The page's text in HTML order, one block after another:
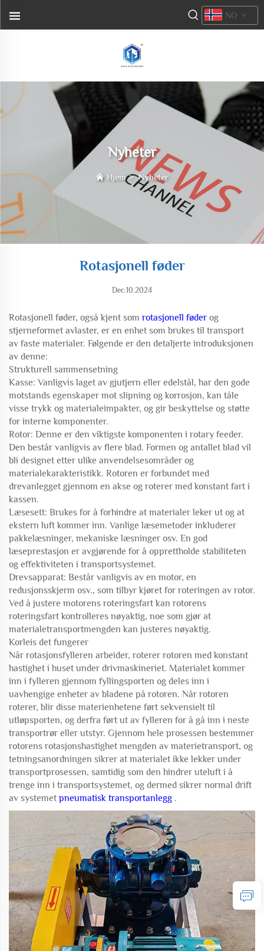
NO
Nyheter
Hjem>Nyheter
Rotasjonell føder
Dec.10.2024
Rotasjonell føder, også kjent som rotasjonell føder og
stjerneformet avlaster, er en enhet som brukes til transport
av faste materialer. Følgende er den detaljerte introduksjonen
av denne:
Strukturell sammensetning
Kasse: Vanligvis laget av gjutjern eller edelstål, har den gode
motstands egenskaper mot slipning og korrosjon, kan tåle
visse trykk og materialeimpakter, og gir beskyttelse og støtte
for interne komponenter.
Rotor: Denne er den viktigste komponenten i rotary feeder.
Den består vanligvis av flere blad. Formen og antallet blad vil
bli designet etter ulike anvendelsesområder og
materialekarakteristikk. Rotoren er forbundet med
drevanlegget gjennom en akse og roterer med konstant fart i
kassen.
Læsesett: Brukes for å forhindre at materialer leker ut og at
ekstern luft kommer inn. Vanlige læsemetoder inkluderer
pakkelæsninger, mekaniske læsninger osv. En god
læseprestasjon er avgjørende for å opprettholde stabiliteten
og effektiviteten i transportsystemet.
Drevsapparat: Består vanligvis av en motor, en
redusjonsskjerm osv., som tilbyr kjøret for roteringen av rotor.
Ved å justere motorens roteringsfart kan rotorens
roteringsfart kontrolleres nøyaktig, noe som gjør at
materialetransportmengden kan justeres nøyaktig.
Korleis det fungerer
Når rotasjonsfylleren arbeider, roterer rotoren med konstant
hastighet i huset under drivmaskineriet. Materialet kommer
inn i fylleren gjennom fyllingsporten og deles inn i
uavhengige enheter av bladene på rotoren. Når rotoren
roterer, blir disse materienhetene ført sekvensielt til
utløpsporten, og derfra ført ut av fylleren for å gå inn i neste
transportrør eller utstyr. Gjennom hele prosessen bestemmer
rotorens rotasjonshastighet mengden av materietransport, og
tetningsanordningen sikrer at materialet ikke lekker under
transportprosessen, samtidig som den hindrer uteluft i å
trenge inn i transportsystemet, og dermed sikrer normal drift
av systemet pneumatisk transportanlegg .